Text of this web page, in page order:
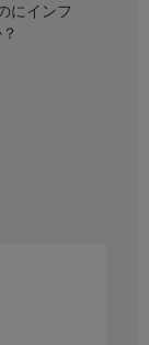
にインフ